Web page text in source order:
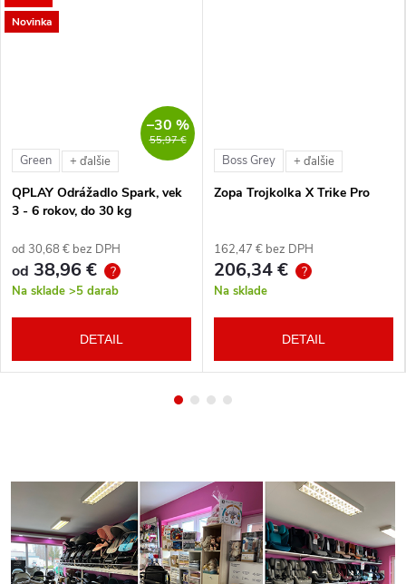
Novinka
55,97 €
–30 %
Green + ďalšie
QPLAY Odrážadlo Spark, vek
3 - 6 rokov, do 30 kg
od 30,68 € bez DPH
od 38,96 € ?
Na sklade >5 darab
DETAIL
Boss Grey + ďalšie
Zopa Trojkolka X Trike Pro
162,47 € bez DPH
206,34 € ?
Na sklade
DETAIL